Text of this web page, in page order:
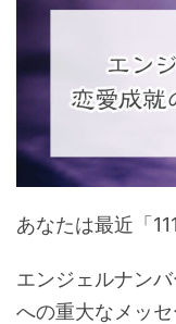
あなたは最近「
エンジェルナン
への重大なメッ